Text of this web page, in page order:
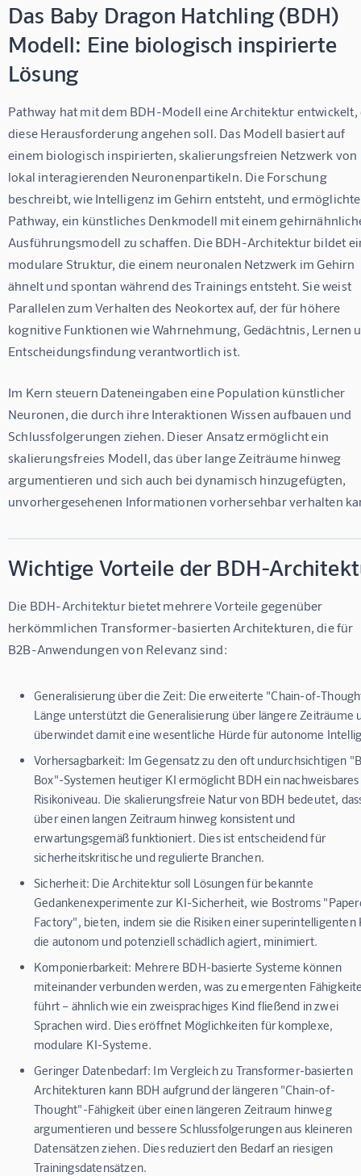
Das Baby Dragon Hatchling (BDH)
Modell: Eine biologisch inspirierte
Lösung
Pathway hat mit dem BDH-Modell eine Architektur
diese Herausforderung angehen soll. Das Modell basiert auf
einem biologisch inspirierten, skalierungsfreien Netzwerk von
lokal interagierenden Neuronenpartikeln. Die Forschung
beschreibt, wie Intelligenz im Gehirn entsteht, und
Pathway, ein künstliches Denkmodell mit einem
Ausführungsmodell zu schaffen. Die BDH-Architektur bildet
modulare Struktur, die einem neuronalen Netzwerk im Gehirn
ähnelt und spontan während des Trainings entsteht. Sie weist
Parallelen zum Verhalten des Neokortex auf, der für höhere
kognitive Funktionen wie Wahrnehmung, Gedächtnis, Lernen
Entscheidungsfindung verantwortlich ist.
Im Kern steuern Dateneingaben eine Population künstlicher
Neuronen, die durch ihre Interaktionen Wissen aufbauen und
Schlussfolgerungen ziehen. Dieser Ansatz ermöglicht ein
skalierungsfreies Modell, das über lange Zeiträume hinweg
argumentieren und sich auch bei dynamisch hinzugefügten,
unvorhergesehenen Informationen vorhersehbar verhalten
Wichtige Vorteile der BDH-
Die BDH-Architektur bietet mehrere Vorteile gegenüber
herkömmlichen Transformer-basierten Architekturen, die für
B2B-Anwendungen von Relevanz sind:
Generalisierung über die Zeit: Die erweiterte "Chain-of-
Länge unterstützt die Generalisierung über längere Zeiträume
überwindet damit eine wesentliche Hürde für autonome
Vorhersagbarkeit: Im Gegensatz zu den oft undurchsichtigen
Box"-Systemen heutiger KI ermöglicht BDH ein nachweisbares
Risikoniveau. Die skalierungsfreie Natur von BDH bedeutet,
über einen langen Zeitraum hinweg konsistent und
erwartungsgemäß funktioniert. Dies ist entscheidend für
sicherheitskritische und regulierte Branchen.
Sicherheit: Die Architektur soll Lösungen für bekannte
Gedankenexperimente zur KI-Sicherheit, wie Bostroms
Factory", bieten, indem sie die Risiken einer superintelligenten
die autonom und potenziell schädlich agiert, minimiert.
Komponierbarkeit: Mehrere BDH-basierte Systeme können
miteinander verbunden werden, was zu emergenten
führt – ähnlich wie ein zweisprachiges Kind fließend in zwei
Sprachen wird. Dies eröffnet Möglichkeiten für komplexe,
modulare KI-Systeme.
Geringer Datenbedarf: Im Vergleich zu Transformer-basierten
Architekturen kann BDH aufgrund der längeren "Chain-of-
Thought"-Fähigkeit über einen längeren Zeitraum hinweg
argumentieren und bessere Schlussfolgerungen aus kleineren
Datensätzen ziehen. Dies reduziert den Bedarf an riesigen
Trainingsdatensätzen.